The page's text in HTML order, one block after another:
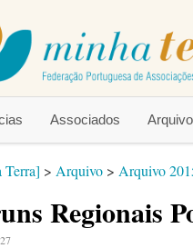
Associados Arquivo
Terra] > Arquivo > Arquivo
Regionais